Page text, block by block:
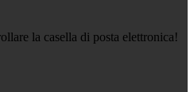
la casella di posta elettronica!